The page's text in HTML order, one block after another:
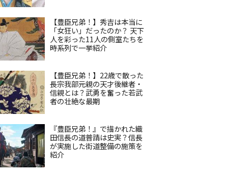
【豊臣兄弟！】秀吉は本当に
「女狂い」だったのか？ 天下
人を彩った11人の側室たちを
時系列で一挙紹介
【豊臣兄弟！】22歳で散った
長宗我部元親の天才後継者・
信親とは？武勇を奮った若武
者の壮絶な最期
『豊臣兄弟！』で描かれた織
田信長の道普請は史実？信長
が実施した街道整備の施策を
紹介